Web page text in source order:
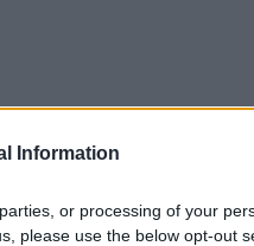
Information
or processing of your
please use the below opt-out